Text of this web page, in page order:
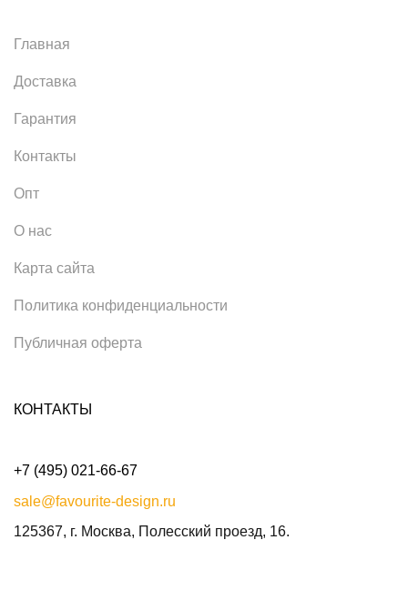
Главная
Доставка
Гарантия
Контакты
Опт
О нас
Карта сайта
Политика конфиденциальности
Публичная оферта
КОНТАКТЫ
+7 (495) 021-66-67
sale@favourite-design.ru
125367, г. Москва, Полесский проезд, 16.